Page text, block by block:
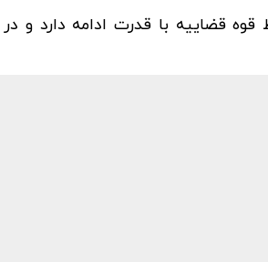
قضاییه با قدرت ادامه دارد و